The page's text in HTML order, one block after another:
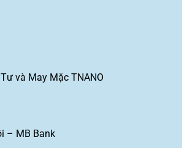
và May Mặc TNANO
– MB Bank